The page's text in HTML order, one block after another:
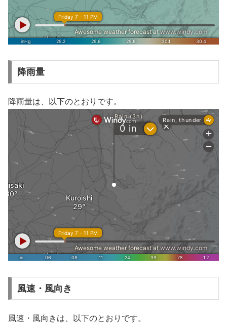
降雨量
降雨量は、以下のとおりです。
風速・風向き
風速・風向きは、以下のとおりです。